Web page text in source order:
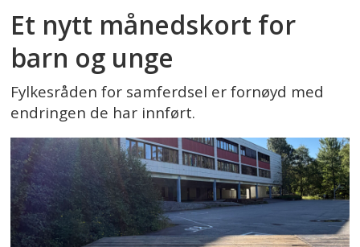
Et nytt månedskort for
barn og unge
Fylkesråden for samferdsel er fornøyd med
endringen de har innført.